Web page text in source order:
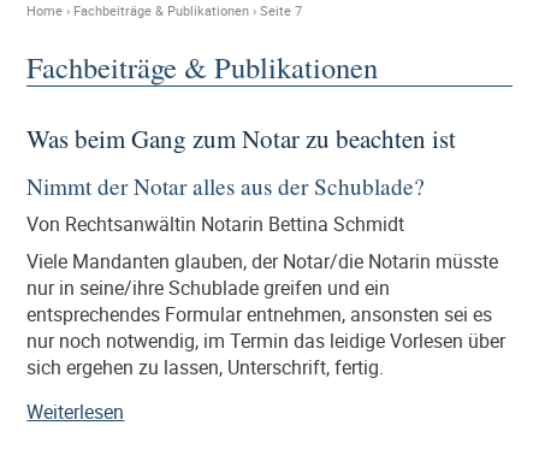
Home › Fachbeiträge & Publikationen ›Seite 7
Fachbeiträge & Publikationen
Was beim Gang zum Notar zu beachten ist
Nimmt der Notar alles aus der Schublade?
Von Rechtsanwältin Notarin Bettina Schmidt
Viele Mandanten glauben, der Notar/die Notarin müsste
nur in seine/ihre Schublade greifen und ein
entsprechendes Formular entnehmen, ansonsten sei es
nur noch notwendig, im Termin das leidige Vorlesen über
sich ergehen zu lassen, Unterschrift, fertig.
Weiterlesen